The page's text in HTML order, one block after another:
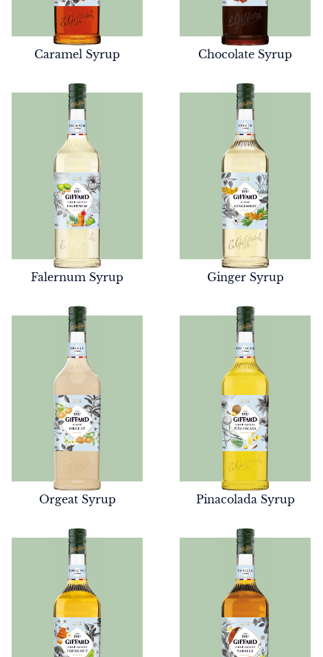
Caramel Syrup Chocolate Syrup
Falernum Syrup Ginger Syrup
Orgeat Syrup Pinacolada Syrup